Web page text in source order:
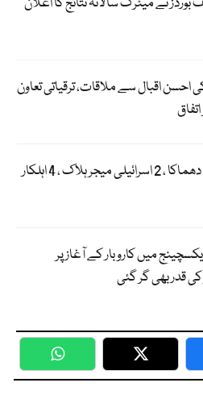
احسن اقبال سے ملاقات، ترقیاتی تعاون
جنوبی لبنان میں دھماکا ، 2 اسرائیلی میجر ہلاک ، 4 اہلکار
میں کاروبار کے آغاز پر
کی قدر بھی گر گئی
WhatsApp Twitter